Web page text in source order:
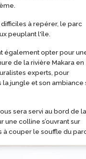
à repérer, le parc
peuplant l'île.
également opter pour
de la rivière Makara en
experts, pour
la jungle et son ambiance
sera servi au bord de la
une colline s’ouvrant sur
à couper le souffle du